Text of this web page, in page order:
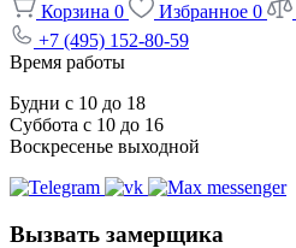
Корзина 0 Избранное 0
+7 (495) 152-80-59
Время работы
Будни с 10 до 18
Суббота с 10 до 16
Воскресенье выходной
Вызвать замерщика